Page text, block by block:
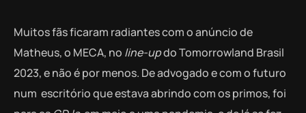
Muitos fãs ficaram radiantes com o anúncio de
Matheus, o MECA, no line-updo Tomorrowland Brasil
2023, e não é por menos. De advogado e com o futuro
num escritório que estava abrindo com os primos, foi